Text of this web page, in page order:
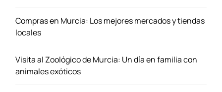
B
i
t
Compras en Murcia: Los mejores mercados y tiendas
locales
Visita al Zoológico de Murcia: Un día en familia con
animales exóticos